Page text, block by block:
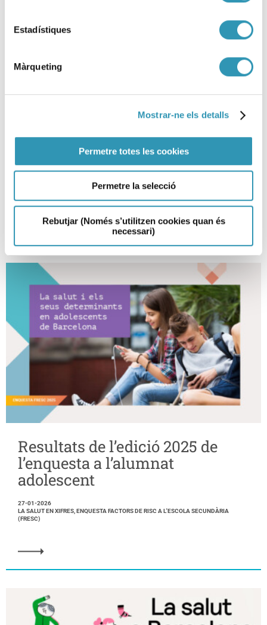
Estadístiques
Màrqueting
Mostrar-ne els detalls
Permetre totes les cookies
Permetre la selecció
Rebutjar (Només s’utilitzen cookies quan és
necessari)
La salut i els drets sexuals i
reproductius a Barcelona 2024
Resultats de l’edició 2025 de
l’enquesta a l’alumnat
adolescent
27-01-2026
LA SALUT EN XIFRES, ENQUESTA FACTORS DE RISC A L'ESCOLA SECUNDÀRIA
(FRESC)